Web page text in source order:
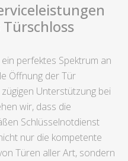
perfektes Spektrum an
Öffnung der Tür
Unterstützung bei
wir, dass die
Schlüsselnotdienst
nur die kompetente
Türen aller Art, sondern